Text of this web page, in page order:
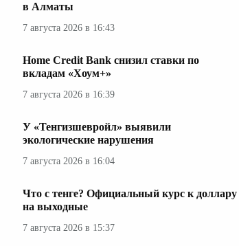
в Алматы
7 августа 2026 в 16:43
Home Credit Bank снизил ставки по
вкладам «Хоум+»
7 августа 2026 в 16:39
У «Тенгизшевройл» выявили
экологические нарушения
7 августа 2026 в 16:04
Что с тенге? Официальный курс к доллару
на выходные
7 августа 2026 в 15:37